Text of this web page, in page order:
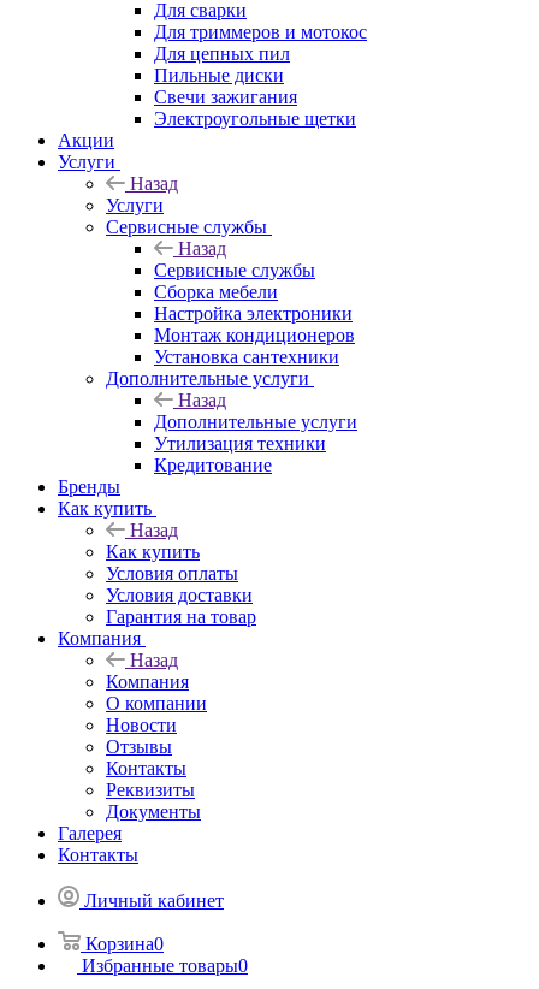
Для сварки
Для триммеров и мотокос
Для цепных пил
Пильные диски
Свечи зажигания
Электроугольные щетки
Акции
Услуги
Назад
Услуги
Сервисные службы
Назад
Сервисные службы
Сборка мебели
Настройка электроники
Монтаж кондиционеров
Установка сантехники
Дополнительные услуги
Назад
Дополнительные услуги
Утилизация техники
Кредитование
Бренды
Как купить
Назад
Как купить
Условия оплаты
Условия доставки
Гарантия на товар
Компания
Назад
Компания
О компании
Новости
Отзывы
Контакты
Реквизиты
Документы
Галерея
Контакты
Личный кабинет
Корзина0
Избранные товары0